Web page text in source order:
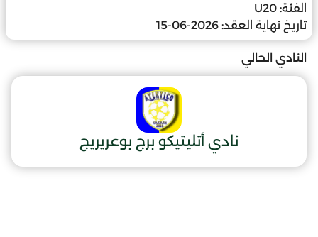
الفئة: U20
تاريخ نهاية العقد: 2026-06-15
النادي الحالي
نادي أتليتيكو برج بوعريريج